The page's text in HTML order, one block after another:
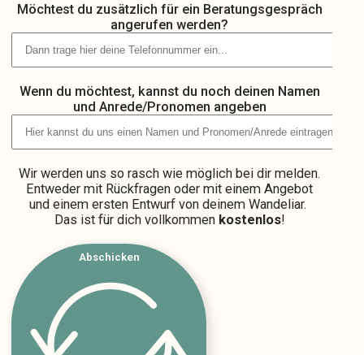
Möchtest du zusätzlich für ein Beratungsgespräch
angerufen werden?
Wenn du möchtest, kannst du noch deinen Namen
und Anrede/Pronomen angeben
Wir werden uns so rasch wie möglich bei dir melden.
Entweder mit Rückfragen oder mit einem Angebot
und einem ersten Entwurf von deinem Wandeliar.
Das ist für dich vollkommen kostenlos!
Abschicken